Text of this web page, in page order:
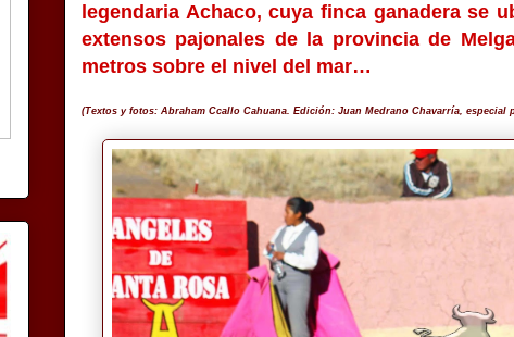
legendaria Achaco, cuya finca ganadera se
extensos pajonales de la provincia de
metros sobre el nivel del mar…
(Textos y fotos: Abraham Ccallo Cahuana. Edición: Juan Medrano Chavarría, especial